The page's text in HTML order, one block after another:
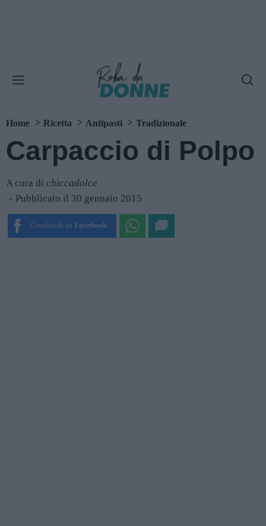
Home Ricetta Antipasti Tradizionale
Carpaccio di Polpo
A cura di chiccadolce
Pubblicato il 30 gennaio 2015
Condividi su Facebook